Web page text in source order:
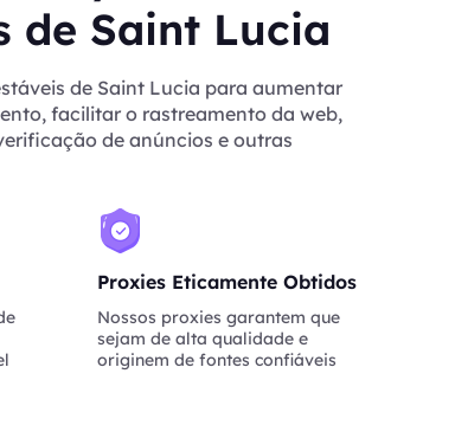
de Saint Lucia
de Saint Lucia para aumentar
facilitar o rastreamento da web,
de anúncios e outras
Proxies Eticamente Obtidos
Nossos proxies garantem que
sejam de alta qualidade e
originem de fontes confiáveis